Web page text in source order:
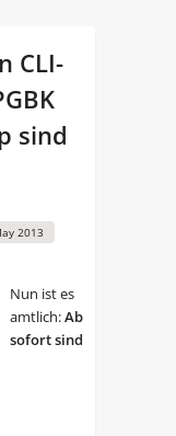
CLI-
sind
2013
Nun ist es
amtlich:Ab
sofort sind